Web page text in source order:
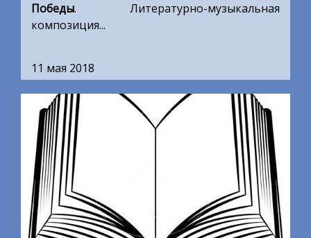
Победы. Литературно-музыкальная
композиция...
11 мая 2018